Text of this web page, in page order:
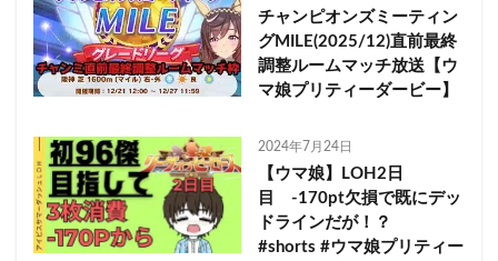
チャンピオンズミーティン
グMILE(2025/12)直前最終
調整ルームマッチ放送【ウ
マ娘プリティーダービー】
2024年7月24日
【ウマ娘】LOH2日
目 -170pt欠損で既にデッ
ドラインだが！？
#shorts #ウマ娘プリティー